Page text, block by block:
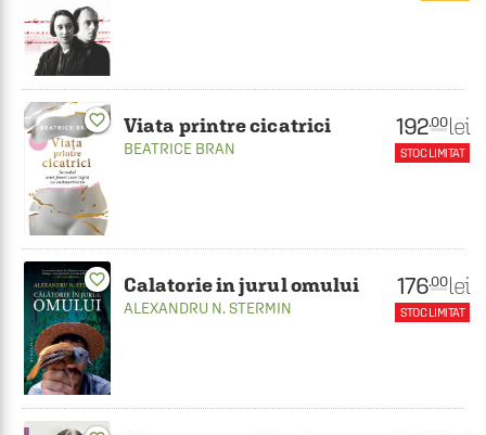
favorite_border Viata printre cicatrici
BEATRICE BRAN
192.00 lei
STOC LIMITAT
favorite_border Calatorie in jurul omului
ALEXANDRU N. STERMIN
176.00 lei
STOC LIMITAT